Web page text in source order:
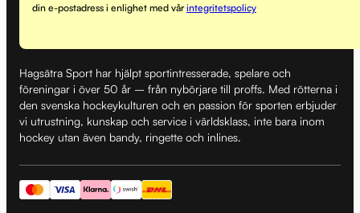
din e-postadress i enlighet med vårintegritetspolicy
Hagsätra Sport har hjälpt sportintresserade, spelare och
föreningar i över 50 år – från nybörjare till proffs. Med rötterna i
den svenska hockeykulturen och en passion för sporten erbjuder
vi utrustning, kunskap och service i världsklass, inte bara inom
hockey utan även bandy, ringette och inlines.